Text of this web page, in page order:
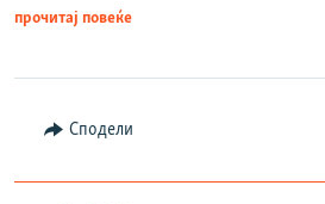
прочитај повеќе
Сподели